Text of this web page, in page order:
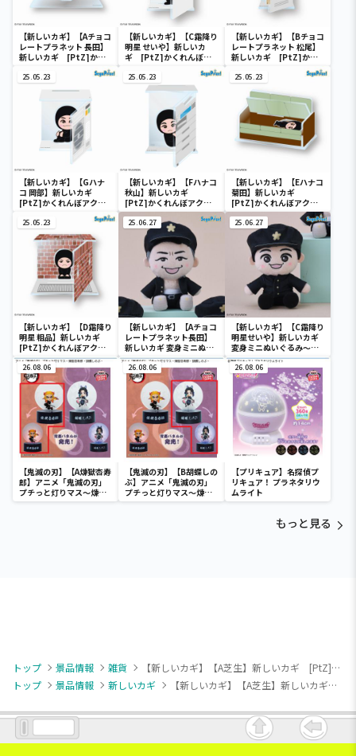
【新しいカギ】【Aチョコ
レートプラネット 長田】
新しいカギ [PtZ]かく
れんぼアクリルジオラマ
～学校かくれんぼ～
【新しいカギ】【C霜降り
明星 せいや】新しいカ
ギ [PtZ]かくれんぼア
クリルジオラマ～学校か
くれんぼ～
【新しいカギ】【Bチョコ
レートプラネット 松尾】
新しいカギ [PtZ]かく
れんぼアクリルジオラマ
～学校かくれんぼ～
25.05.23
【新しいカギ】【Gハナ
コ 岡部】新しいカギ
[PtZ]かくれんぼアクリ
んぼ～
25.05.23
【新しいカギ】【Fハナコ
秋山】新しいカギ
[PtZ]かくれんぼアクリ
ルジオラマ～学校かくれ
んぼ～
25.05.23
【新しいカギ】【Eハナコ
菊田】新しいカギ
[PtZ]かくれんぼアクリ
ルジオラマ～学校かくれ
んぼ～
25.05.23
【新しいカギ】【D霜降り
明星 粗品】新しいカギ
[PtZ]かくれんぼアクリ
ルジオラマ～学校かくれ
んぼ～
25.06.27
【新しいカギ】【Aチョコ
レートプラネット長田】
新しいカギ 変身ミニぬい
ぐるみ～学校かくれんぼ
～(EX)
25.06.27
【新しいカギ】【C霜降り
明星せいや】新しいカギ
変身ミニぬいぐるみ～学
校かくれんぼ～(EX)
26.08.06
【鬼滅の刃】【A煉獄杏寿
郎】アニメ「鬼滅の刃」
プチっと灯りマス～煉獄
杏寿郎・胡蝶しのぶ～
26.08.06
【鬼滅の刃】【B胡蝶しの
ぶ】アニメ「鬼滅の刃」
プチっと灯りマス～煉獄
杏寿郎・胡蝶しのぶ～
26.08.06
【プリキュア】名探偵プ
リキュア！ プラネタリウ
ムライト
もっと見る
トップ 景品情報 雑貨
【新しいカギ】【A芝生】新しいカギ [PtZ]リバーシブルタオル～学校かくれんぼ～
トップ
景品情報 新しいカギ 【新しいカギ】【A芝生】新しいカギ [PtZ]リバーシブルタオル～学校かくれんぼ～